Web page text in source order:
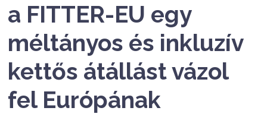
a FITTER-EU egy
méltányos és inkluzív
kettős átállást vázol
fel Európának